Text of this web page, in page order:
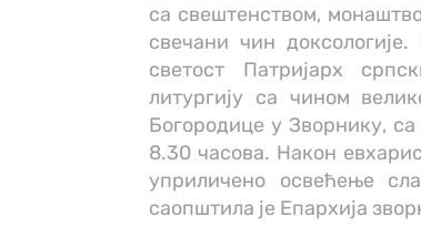
са свештенством,
свечани чин
светост Патријарх
литургију са чином
Богородице у Зворнику,
8.30 часова. ​Након
уприличено освећење
саопштила је Епархија